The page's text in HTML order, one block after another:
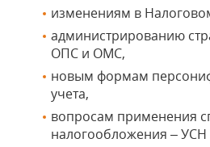
изменениям в
администрированию
ОПС и ОМС,
новым формам
учета,
вопросам применения
налогообложения –